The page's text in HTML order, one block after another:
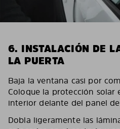
6. INSTALACIÓN DE
LA PUERTA
Baja la ventana casi por
Coloque la protección solar
interior delante del panel
Dobla ligeramente las